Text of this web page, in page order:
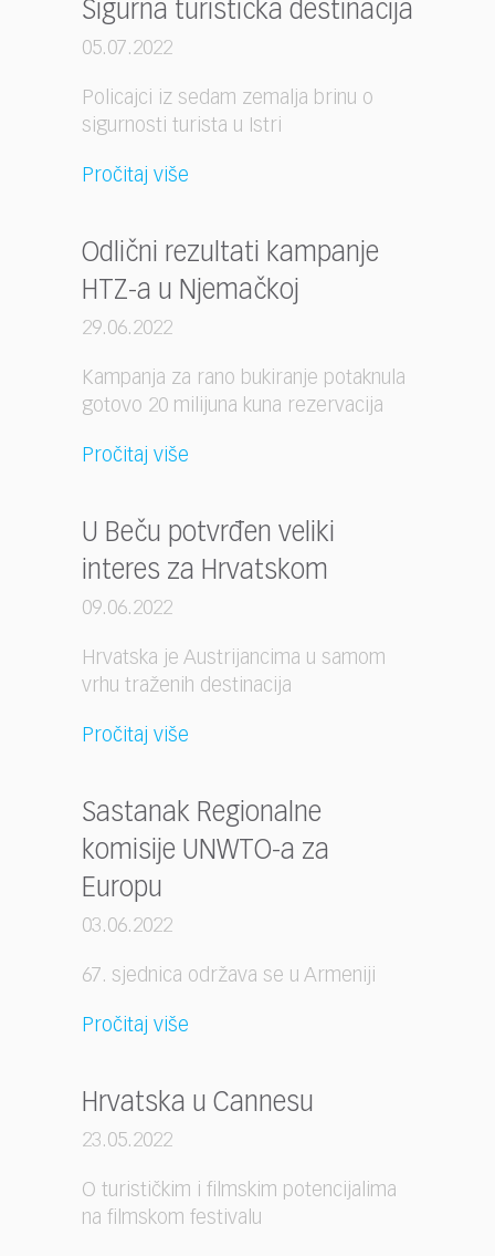
Sigurna turistička destinacija
05.07.2022
Policajci iz sedam zemalja brinu o
sigurnosti turista u Istri
Pročitaj više
Odlični rezultati kampanje
HTZ-a u Njemačkoj
29.06.2022
Kampanja za rano bukiranje potaknula
gotovo 20 milijuna kuna rezervacija
Pročitaj više
U Beču potvrđen veliki
interes za Hrvatskom
09.06.2022
Hrvatska je Austrijancima u samom
vrhu traženih destinacija
Pročitaj više
Sastanak Regionalne
komisije UNWTO-a za
Europu
03.06.2022
67. sjednica održava se u Armeniji
Pročitaj više
Hrvatska u Cannesu
23.05.2022
O turističkim i filmskim potencijalima
na filmskom festivalu